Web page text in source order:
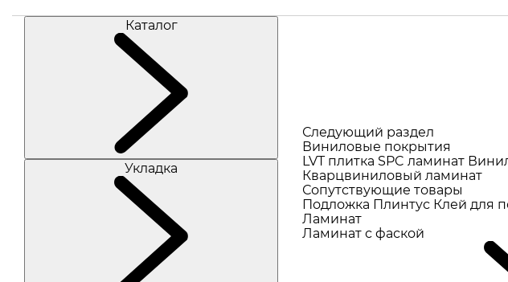
Каталог
Укладка
Следующий раздел
Виниловые покрытия
LVT плитка SPC ламинат
Кварцвиниловый ламинат
Сопутствующие товары
Подложка Плинтус Клей для
Ламинат
Ламинат с фаской